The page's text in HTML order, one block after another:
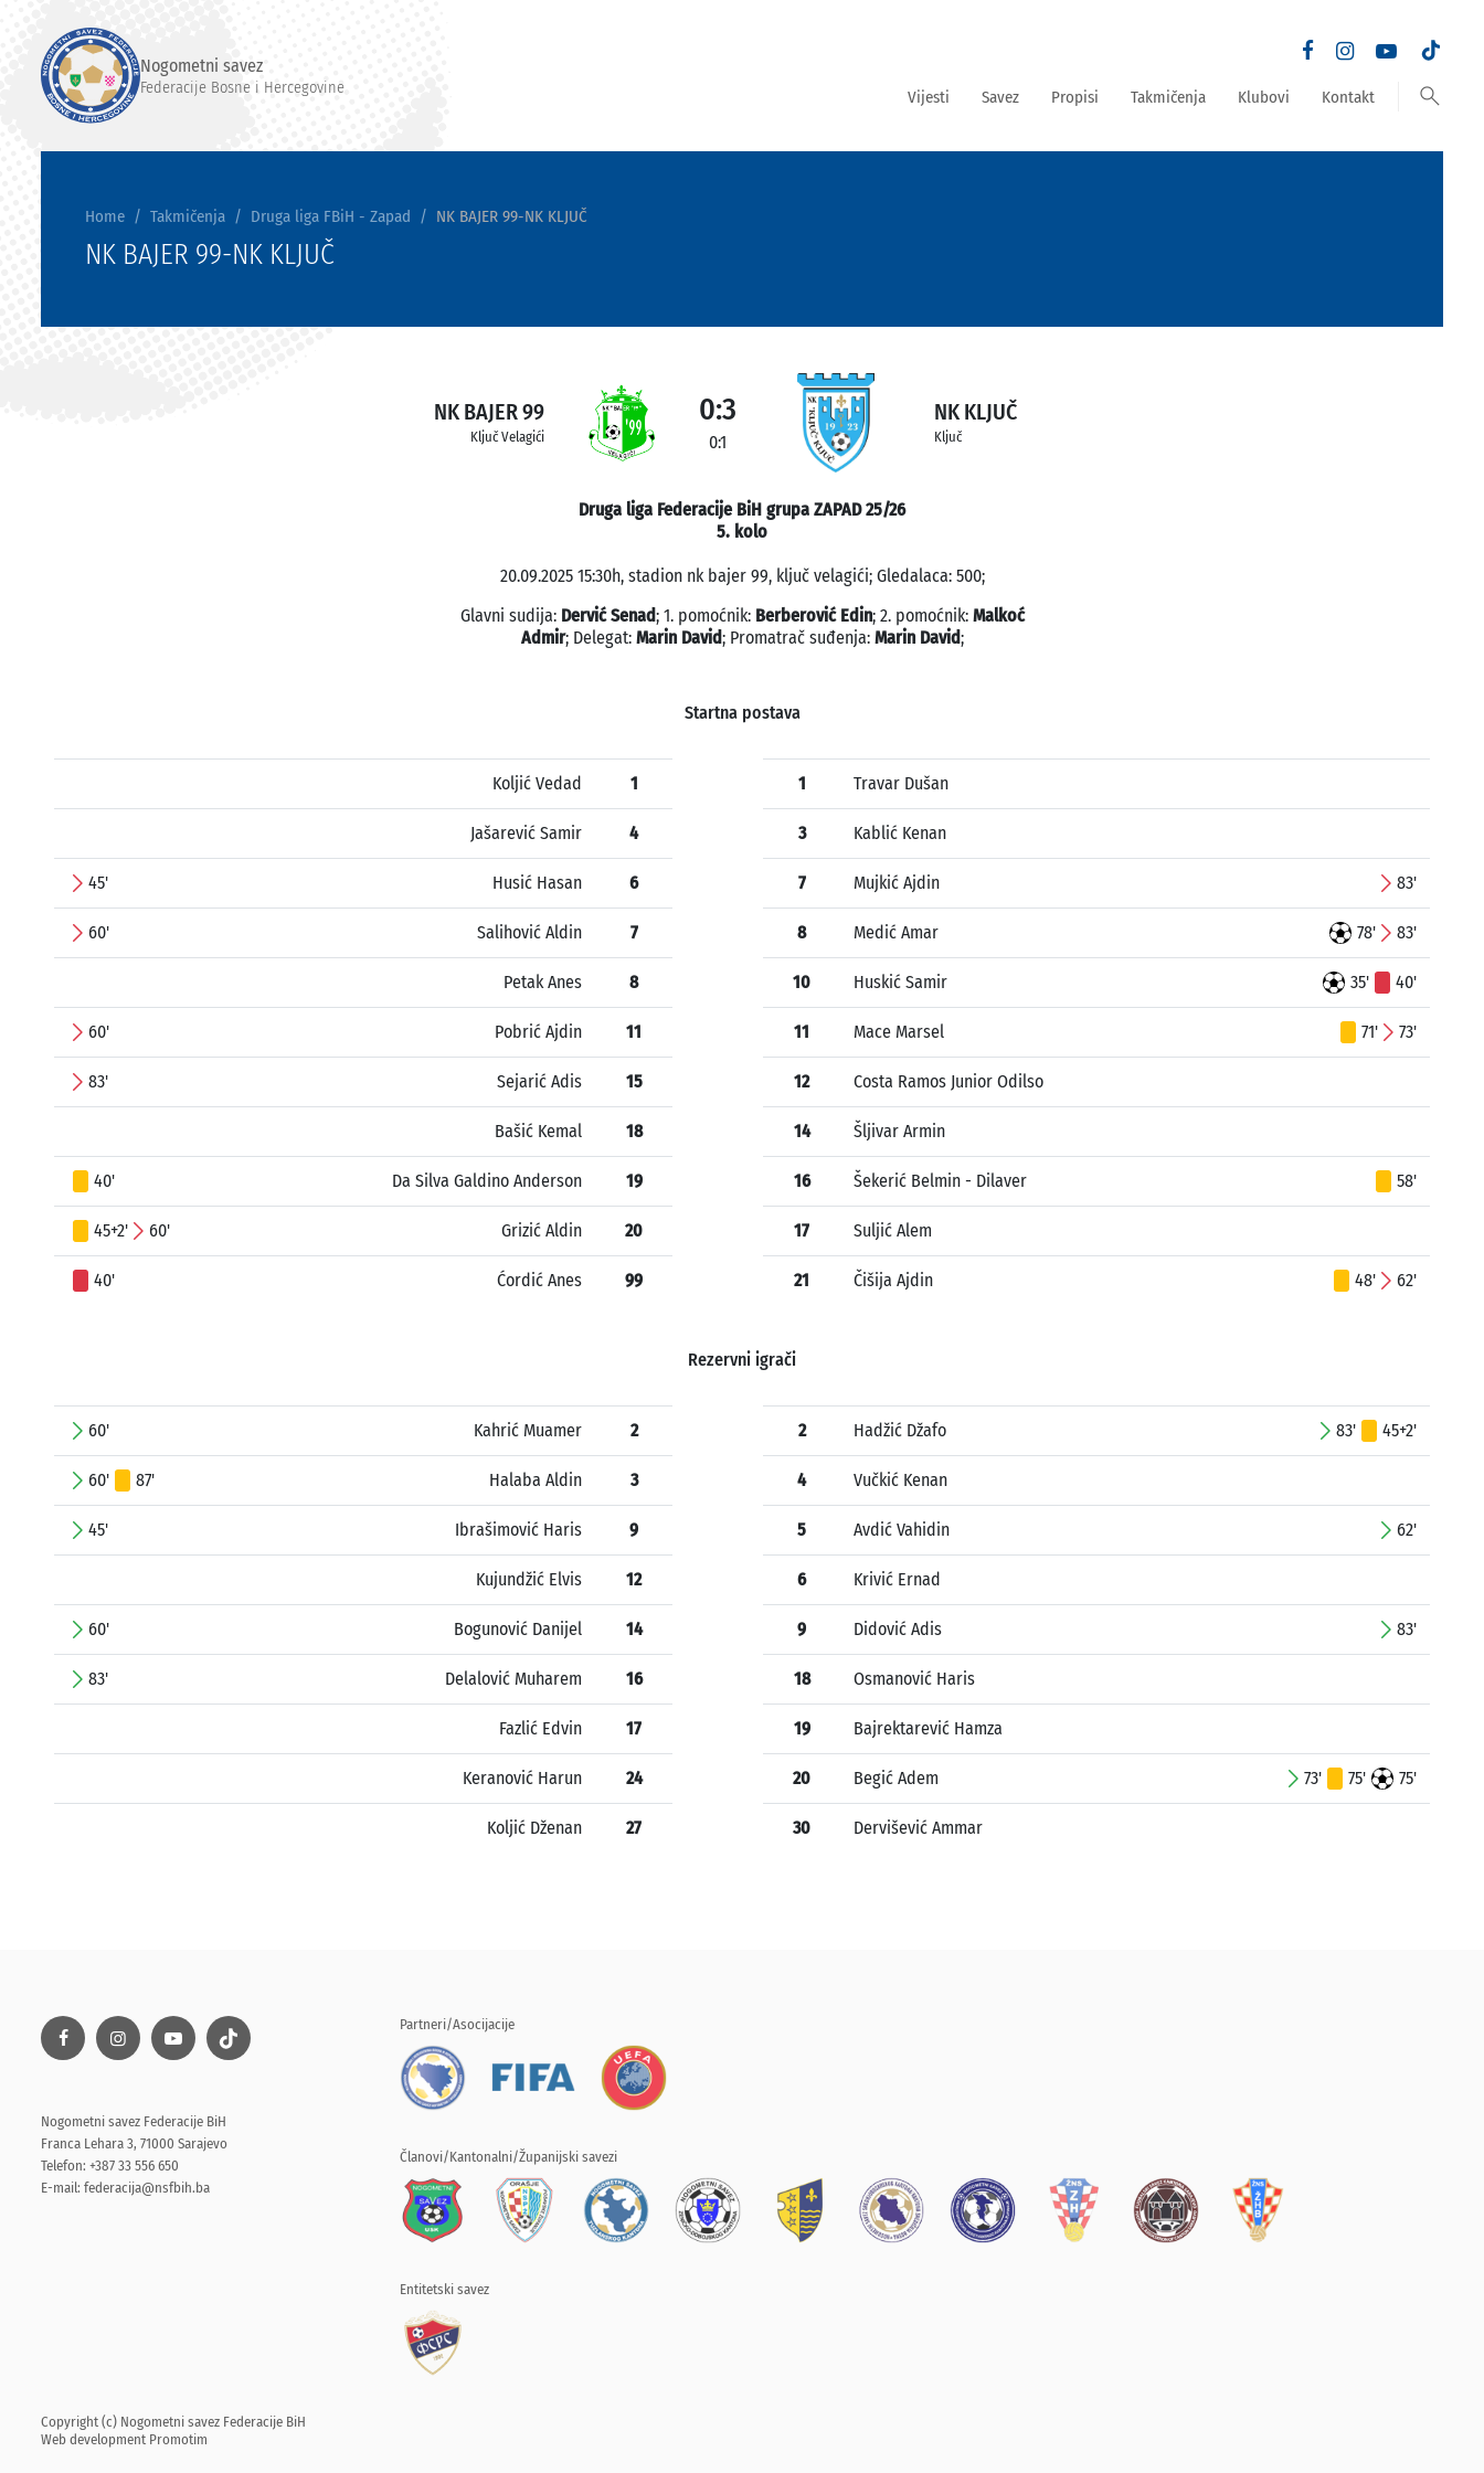
Nogometni savez
Federacije Bosne i Hercegovine Vijesti Savez Propisi Takmičenja Klubovi Kontakt search
Home Takmičenja Druga liga FBiH - Zapad NK BAJER 99-NK KLJUČ
NK BAJER 99-NK KLJUČ
NK BAJER 99
Ključ Velagići
0:3
0:1
NK KLJUČ
Ključ
Druga liga Federacije BiH grupa ZAPAD 25/26
5. kolo
20.09.2025 15:30h, stadion nk bajer 99, ključ velagići; Gledalaca: 500;
Glavni sudija: Dervić Senad; 1. pomoćnik: Berberović Edin; 2. pomoćnik: Malkoć
Admir; Delegat: Marin David; Promatrač suđenja: Marin David;
Startna postava
Koljić Vedad 1
Jašarević Samir 4
45' Husić Hasan 6
60' Salihović Aldin 7
Petak Anes 8
60' Pobrić Ajdin 11
83' Sejarić Adis 15
Bašić Kemal 18
40' Da Silva Galdino Anderson 19
45+2' 60' Grizić Aldin 20
40' Ćordić Anes 99
1 Travar Dušan
3 Kablić Kenan
7 Mujkić Ajdin 83'
8 Medić Amar 78' 83'
10 Huskić Samir 35' 40'
11 Mace Marsel 71' 73'
12 Costa Ramos Junior Odilso
14 Šljivar Armin
16 Šekerić Belmin - Dilaver 58'
17 Suljić Alem
21 Čišija Ajdin 48' 62'
Rezervni igrači
60' Kahrić Muamer 2
60' 87' Halaba Aldin 3
45' Ibrašimović Haris 9
Kujundžić Elvis 12
60' Bogunović Danijel 14
83' Delalović Muharem 16
Fazlić Edvin 17
Keranović Harun 24
Koljić Dženan 27
2 Hadžić Džafo 83' 45+2'
4 Vučkić Kenan
5 Avdić Vahidin 62'
6 Krivić Ernad
9 Didović Adis 83'
18 Osmanović Haris
19 Bajrektarević Hamza
20 Begić Adem 73' 75' 75'
30 Dervišević Ammar
Nogometni savez Federacije BiH
Franca Lehara 3, 71000 Sarajevo
Telefon: +387 33 556 650
E-mail: federacija@nsfbih.ba
Partneri/Asocijacije
Članovi/Kantonalni/Županijski savezi
Entitetski savez
Copyright (c) Nogometni savez Federacije BiH
Web development Promotim